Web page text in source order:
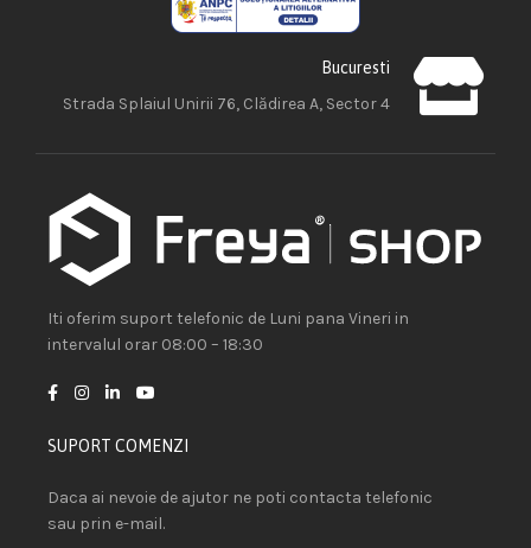
Bucuresti
Strada Splaiul Unirii 76, Clădirea A, Sector 4
Iti oferim suport telefonic de Luni pana Vineri in
intervalul orar 08:00 – 18:30
SUPORT COMENZI
Daca ai nevoie de ajutor ne poti contacta telefonic
sau prin e-mail.